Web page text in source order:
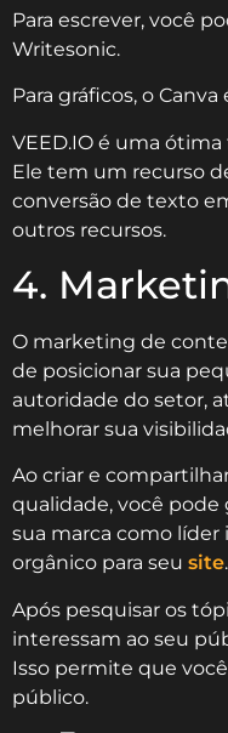
Para escrever, você
Writesonic.
Para gráficos, o
VEED.IO é uma
Ele tem um recurso
conversão de texto
outros recursos.
4.
O marketing de
de posicionar sua
autoridade do setor,
melhorar sua
Ao criar e
qualidade, você pode
sua marca como líder
orgânico para seu site.
Após pesquisar os
interessam ao seu
Isso permite que
público.